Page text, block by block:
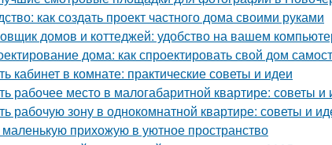
как создать проект частного дома своими руками
домов и коттеджей: удобство на вашем
дома: как спроектировать свой дом
кабинет в комнате: практические советы и идеи
рабочее место в малогабаритной квартире: советы и
рабочую зону в однокомнатной квартире: советы и
маленькую прихожую в уютное пространство